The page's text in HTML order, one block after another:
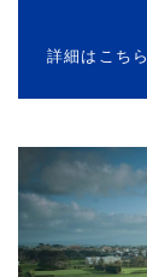
詳細はこちら